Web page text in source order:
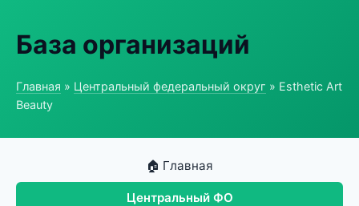
База организаций
Главная » Центральный федеральный округ » Esthetic Art
Beauty
🏠 Главная
Центральный ФО